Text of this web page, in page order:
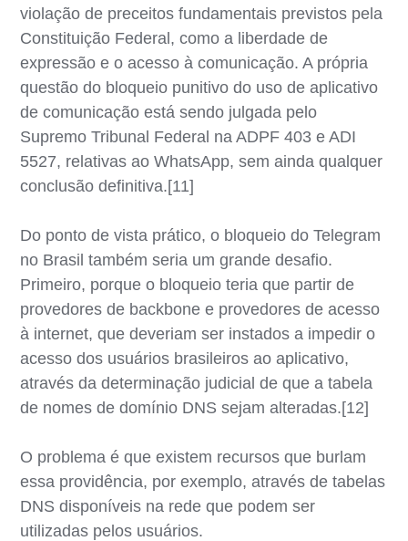
violação de preceitos fundamentais previstos pela
Constituição Federal, como a liberdade de
expressão e o acesso à comunicação. A própria
questão do bloqueio punitivo do uso de aplicativo
de comunicação está sendo julgada pelo
Supremo Tribunal Federal na ADPF 403 e ADI
5527, relativas ao WhatsApp, sem ainda qualquer
conclusão definitiva.[11]
Do ponto de vista prático, o bloqueio do Telegram
no Brasil também seria um grande desafio.
Primeiro, porque o bloqueio teria que partir de
provedores de backbone e provedores de acesso
à internet, que deveriam ser instados a impedir o
acesso dos usuários brasileiros ao aplicativo,
através da determinação judicial de que a tabela
de nomes de domínio DNS sejam alteradas.[12]
O problema é que existem recursos que burlam
essa providência, por exemplo, através de tabelas
DNS disponíveis na rede que podem ser
utilizadas pelos usuários.